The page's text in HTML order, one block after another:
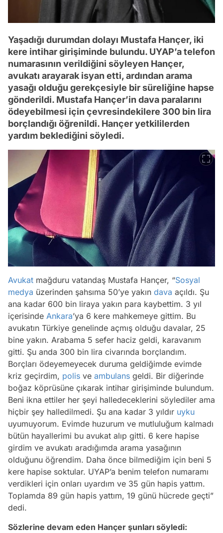
Yaşadığı durumdan dolayı Mustafa Hançer, iki
kere intihar girişiminde bulundu. UYAP’a telefon
numarasının verildiğini söyleyen Hançer,
avukatı arayarak isyan etti, ardından arama
yasağı olduğu gerekçesiyle bir süreliğine hapse
gönderildi. Mustafa Hançer’in dava paralarını
ödeyebilmesi için çevresindekilere 300 bin lira
borçlandığı öğrenildi. Hançer yetkililerden
yardım beklediğini söyledi.
Avukat mağduru vatandaş Mustafa Hançer, “Sosyal
medya üzerinden şahsıma 50’ye yakın dava açıldı. Şu
ana kadar 600 bin liraya yakın para kaybettim. 3 yıl
içerisinde Ankara’ya 6 kere mahkemeye gittim. Bu
avukatın Türkiye genelinde açmış olduğu davalar, 25
bine yakın. Arabama 5 sefer haciz geldi, karavanım
gitti. Şu anda 300 bin lira civarında borçlandım.
Borçları ödeyemeyecek duruma geldiğimde evimde
kriz geçirdim, polis ve ambulans geldi. Bir diğerinde
boğaz köprüsüne çıkarak intihar girişiminde bulundum.
Beni ikna ettiler her şeyi halledeceklerini söylediler ama
hiçbir şey halledilmedi. Şu ana kadar 3 yıldır uyku
uyumuyorum. Evimde huzurum ve mutluluğum kalmadı
bütün hayallerimi bu avukat alıp gitti. 6 kere hapise
girdim ve avukatı aradığımda arama yasağının
olduğunu öğrendim. Daha önce bilmediğim için beni 5
kere hapise soktular. UYAP’a benim telefon numaramı
verdikleri için onları uyardım ve 35 gün hapis yattım.
Toplamda 89 gün hapis yattım, 19 günü hücrede geçti”
dedi.
Sözlerine devam eden Hançer şunları söyledi: